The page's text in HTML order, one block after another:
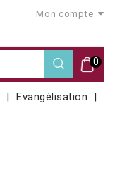
Mon compte
0
Evangélisation